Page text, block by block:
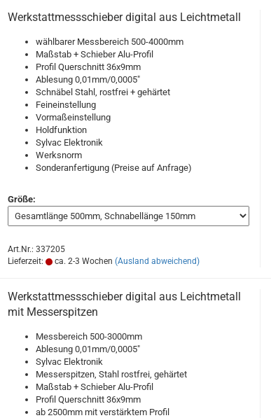
Werkstattmessschieber digital aus Leichtmetall
wählbarer Messbereich 500-4000mm
Maßstab + Schieber Alu-Profil
Profil Querschnitt 36x9mm
Ablesung 0,01mm/0,0005"
Schnäbel Stahl, rostfrei + gehärtet
Feineinstellung
Vormaßeinstellung
Holdfunktion
Sylvac Elektronik
Werksnorm
Sonderanfertigung (Preise auf Anfrage)
Größe:
Art.Nr.: 337205
Lieferzeit:
ca. 2-3 Wochen (Ausland abweichend)
Werkstattmessschieber digital aus Leichtmetall
mit Messerspitzen
Messbereich 500-3000mm
Ablesung 0,01mm/0,0005"
Sylvac Elektronik
Messerspitzen, Stahl rostfrei, gehärtet
Maßstab + Schieber Alu-Profil
Profil Querschnitt 36x9mm
ab 2500mm mit verstärktem Profil